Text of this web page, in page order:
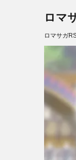
ロマ
ロマサガ